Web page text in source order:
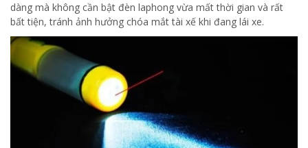
dàng mà không cần bật đèn laphong vừa mất thời gian và rất
bất tiện, tránh ảnh hưởng chóa mắt tài xế khi đang lái xe.